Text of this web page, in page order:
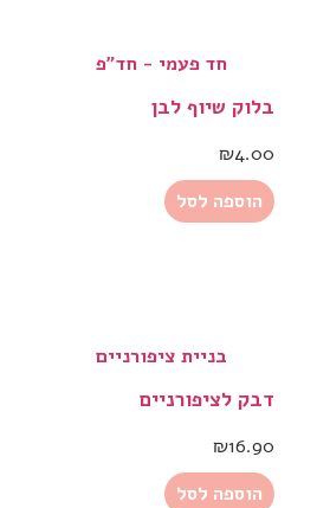
חד פעמי - חד"פ
בלוק שיוף לבן
₪4.00
הוספה לסל
בניית ציפורניים
דבק לציפורניים
₪16.90
הוספה לסל